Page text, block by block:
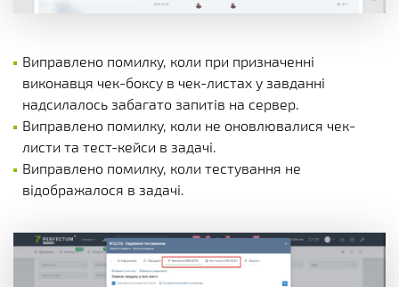
Виправлено помилку, коли при призначенні
виконавця чек-боксу в чек-листах у завданні
надсилалось забагато запитів на сервер.
Виправлено помилку, коли не оновлювалися чек-
листи та тест-кейси в задачі.
Виправлено помилку, коли тестування не
відображалося в задачі.